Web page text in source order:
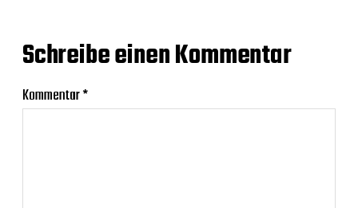
Schreibe einen Kommentar
Kommentar*